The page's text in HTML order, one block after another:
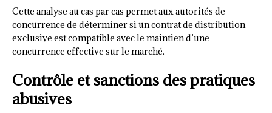
Cette analyse au cas par cas permet aux autorités de
concurrence de déterminer si un contrat de distribution
exclusive est compatible avec le maintien d’une
concurrence effective sur le marché.
Contrôle et sanctions des pratiques
abusives